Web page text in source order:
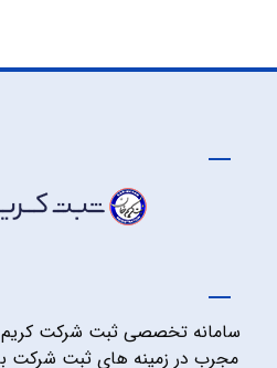
سامانه تخصصی ثبت شرکت کریم
مجرب در زمینه های ثبت شرکت